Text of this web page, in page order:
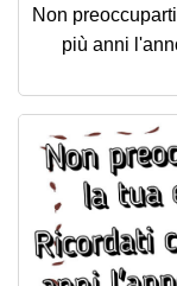
Non
più anni